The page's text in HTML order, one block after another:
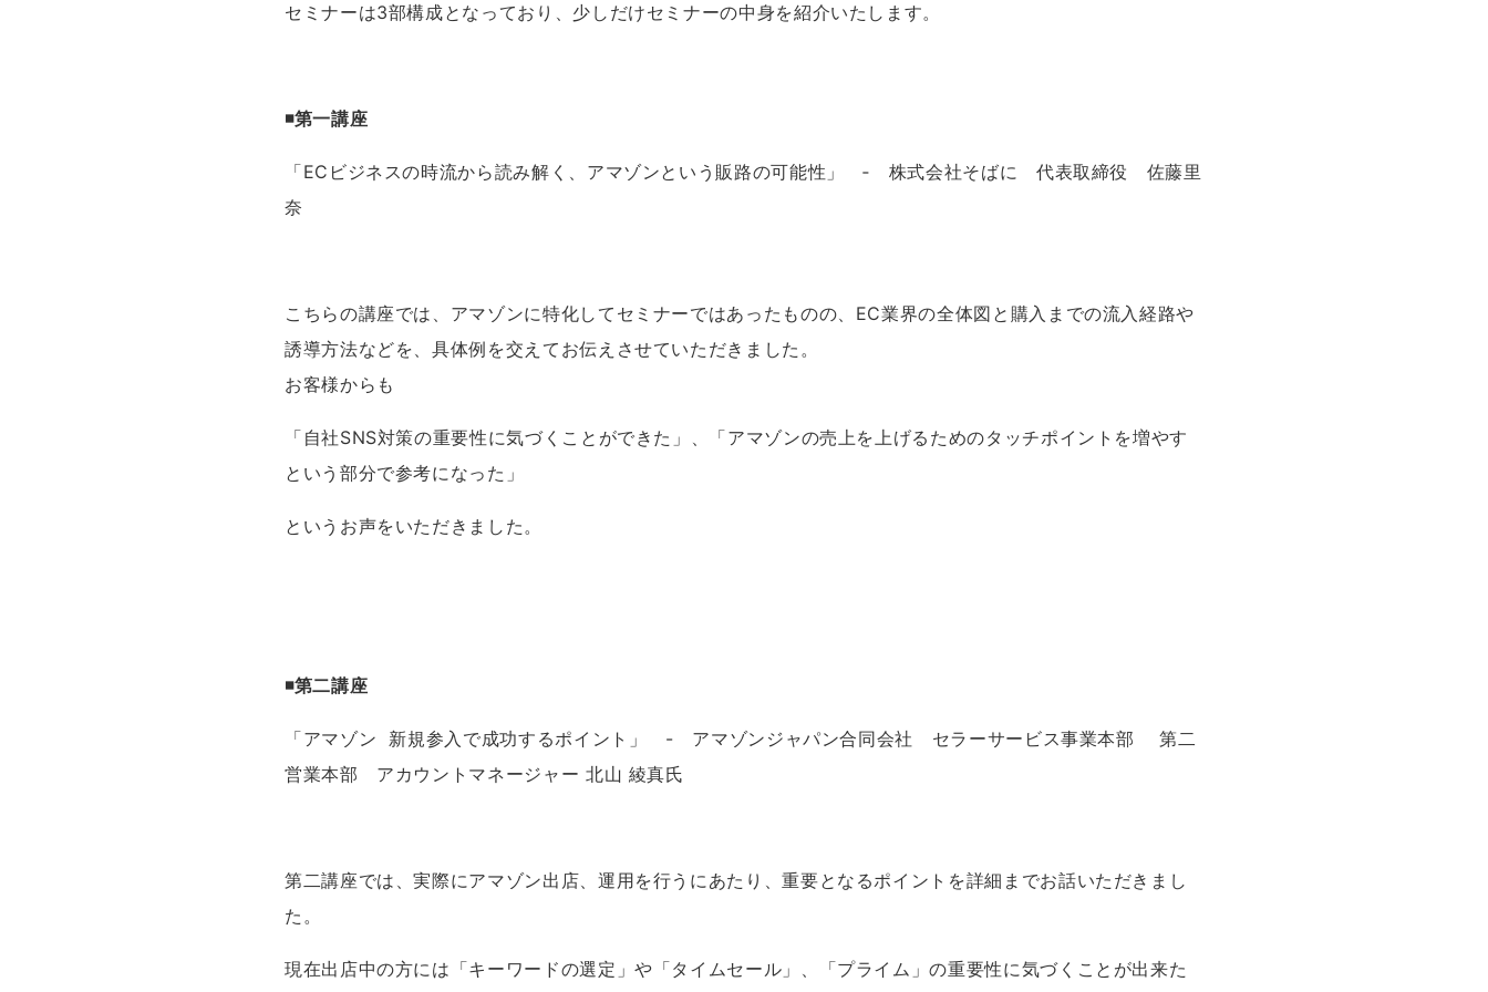
セミナーは3部構成となっており、少しだけセミナーの中身を紹介いたします。
◾第一講座
「EC ビジネスの時流から読み解く、アマゾンという販路の可能性」 ‐ 株式会社そばに 代表取締役 佐藤里
奈
こちらの講座では、アマゾンに特化してセミナーではあったものの、EC業界の全体図と購入までの流入経路や
誘導方法などを、具体例を交えてお伝えさせていただきました。
お客様からも
「自社SNS対策の重要性に気づくことができた」、「アマゾンの売上を上げるためのタッチポイントを増やす
という部分で参考になった」
というお声をいただきました。
◾第二講座
「アマゾン 新規参入で成功するポイント 」 - アマゾンジャパン合同会社 セラーサービス事業本部
第二
営業本部 アカウントマネージャー 北山 綾真氏
第二講座では、実際にアマゾン出店、運用を行うにあたり、重要となるポイントを詳細までお話いただきまし
た。
現在出店中の方には「キーワードの選定」や「タイムセール」、「プライム」の重要性に気づくことが出来た